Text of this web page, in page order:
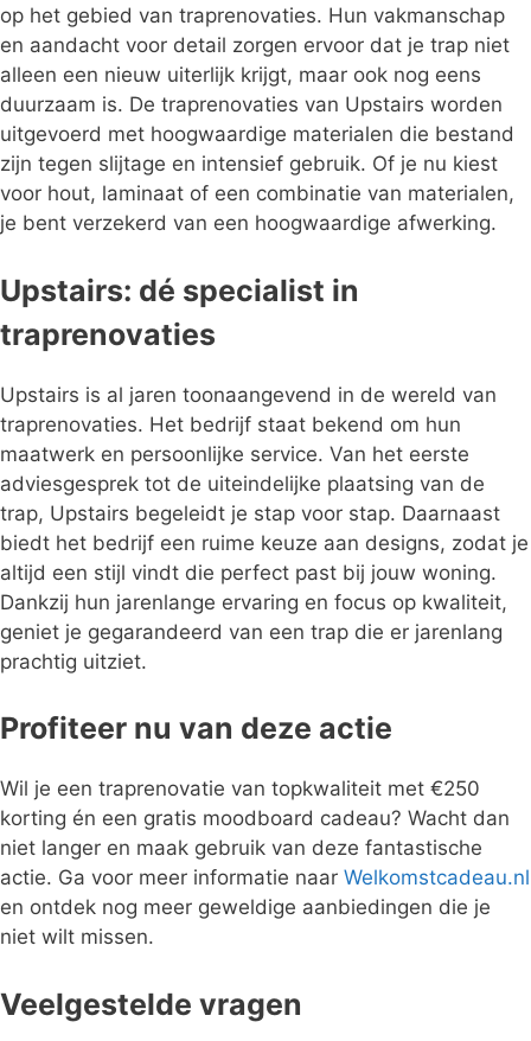
op het gebied van traprenovaties. Hun vakmanschap
en aandacht voor detail zorgen ervoor dat je trap niet
alleen een nieuw uiterlijk krijgt, maar ook nog eens
duurzaam is. De traprenovaties van Upstairs worden
uitgevoerd met hoogwaardige materialen die bestand
zijn tegen slijtage en intensief gebruik. Of je nu kiest
voor hout, laminaat of een combinatie van materialen,
je bent verzekerd van een hoogwaardige afwerking.
Upstairs: dé specialist in
traprenovaties
Upstairs is al jaren toonaangevend in de wereld van
traprenovaties. Het bedrijf staat bekend om hun
maatwerk en persoonlijke service. Van het eerste
adviesgesprek tot de uiteindelijke plaatsing van de
trap, Upstairs begeleidt je stap voor stap. Daarnaast
biedt het bedrijf een ruime keuze aan designs, zodat je
altijd een stijl vindt die perfect past bij jouw woning.
Dankzij hun jarenlange ervaring en focus op kwaliteit,
geniet je gegarandeerd van een trap die er jarenlang
prachtig uitziet.
Profiteer nu van deze actie
Wil je een traprenovatie van topkwaliteit met €250
korting én een gratis moodboard cadeau? Wacht dan
niet langer en maak gebruik van deze fantastische
actie. Ga voor meer informatie naar Welkomstcadeau.nl
en ontdek nog meer geweldige aanbiedingen die je
niet wilt missen.
Veelgestelde vragen